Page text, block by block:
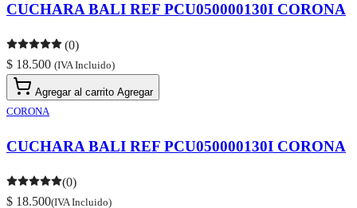
CUCHARA BALI REF PCU050000130I CORONA
(0)
$ 18.500 (IVA Incluido)
Agregar al carrito Agregar
CORONA
CUCHARA BALI REF PCU050000130I CORONA
(0)
$ 18.500(IVA Incluido)